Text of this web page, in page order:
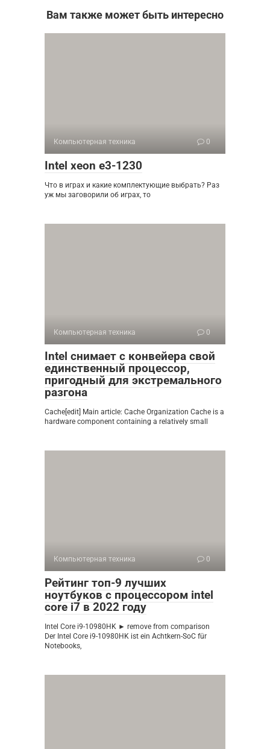
Вам также может быть интересно
Компьютерная техника 0
Intel xeon e3-1230
Что в играх и какие комплектующие выбрать? Раз
уж мы заговорили об играх, то
Компьютерная техника 0
Intel снимает с конвейера свой
единственный процессор,
пригодный для экстремального
разгона
Cache[edit] Main article: Cache Organization Cache is a
hardware component containing a relatively small
Компьютерная техника 0
Рейтинг топ-9 лучших
ноутбуков с процессором intel
core i7 в 2022 году
Intel Core i9-10980HK ► remove from comparison
Der Intel Core i9-10980HK ist ein Achtkern-SoC für
Notebooks,